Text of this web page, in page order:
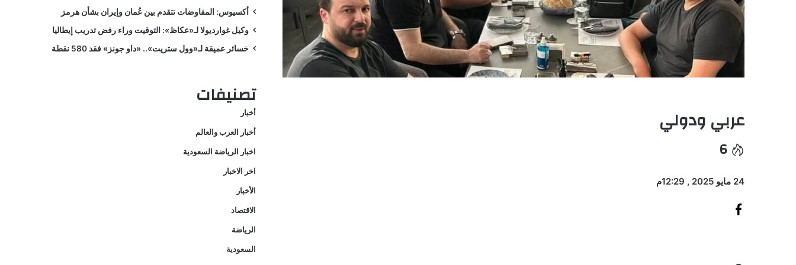
عربي ودولي
6
24 مايو 2025 , 12:29م
أكسيوس: المفاوضات تتقدم بين عُمان وإيران بشأن هرمز
وكيل غوارديولا لـ«عكاظ»: التوقيت وراء رفض تدريب إيطاليا
خسائر عميقة لـ«وول ستريت».. «داو جونز» فقد 580 نقطة
تصنيفات
أخبار
أخبار العرب والعالم
اخبار الرياضة السعودية
اخر الاخبار
الأخبار
الاقتصاد
الرياضة
السعودية